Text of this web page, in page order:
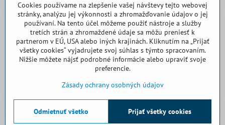
objednavky​@casallia​.sk
+421 32 7443 844
+421 32 7445 133
Všetko k nákupu
©
Copyright
Predvoľby súkromiaZásady ochrany osobných údajov
Cookies používame na zlepšenie vašej návštevy tejto webovej
stránky, analýzu jej výkonnosti a zhromažďovanie údajov o jej
používaní. Na tento účel môžeme použiť nástroje a služby
tretích strán a zhromaždené údaje sa môžu preniesť k
partnerom v EÚ, USA alebo iných krajinách. Kliknutím na „Prijať
všetky cookies“ vyjadrujete svoj súhlas s týmto spracovaním.
Nižšie môžete nájsť podrobné informácie alebo upraviť svoje
preferencie.
Zásady ochrany osobných údajov
Prijať všetky cookies
Odmietnuť všetko